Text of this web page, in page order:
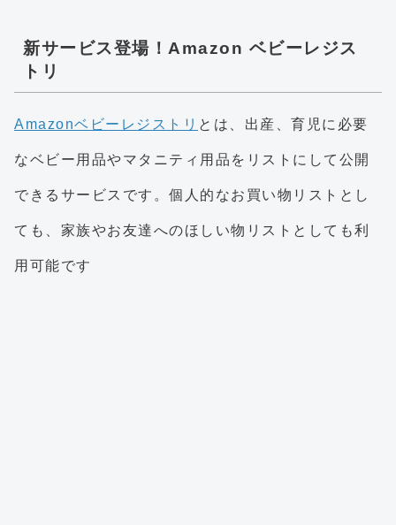
新サービス登場！Amazon ベビーレジス
トリ
Amazonベビーレジストリ とは、出産、育児に必要
なベビー用品やマタニティ用品をリストにして公開
できるサービスです。個人的なお買い物リストとし
ても、家族やお友達へのほしい物リストとしても利
用可能です